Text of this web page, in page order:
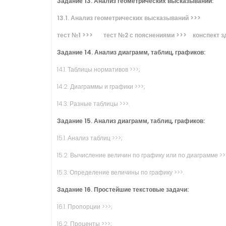
13.1. Анализ геометрических высказываний >>>
тест №1 >>>
тест №2 с пояснениями >>> конспект
Задание 14. Анализ диаграмм, таблиц, графиков:
14.1. Таблицы нормативов >>>;
14.2. Диаграммы и графики >>>;
14.3. Разные таблицы >>>.
Задание 15. Анализ диаграмм, таблиц, графиков:
15.1. Анализ таблиц >>>;
15.2. Вычисление величин по графику или по диаграмме
15.3. Определение величины по графику >>>.
Задание 16. Простейшие текстовые задачи:
16.1. Пропорции >>>;
16.2. Проценты >>>;